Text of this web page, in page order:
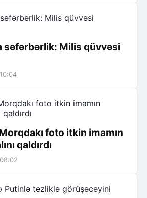
səfərbərlik: Milis qüvvəsi
foto itkin imamın
qaldırdı